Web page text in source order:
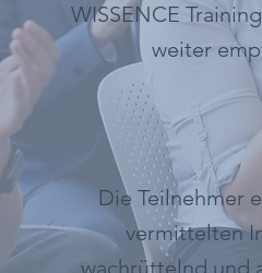
WISSENCE
weiter
Die Teilnehmer
vermittelten
wachrüttelnd und